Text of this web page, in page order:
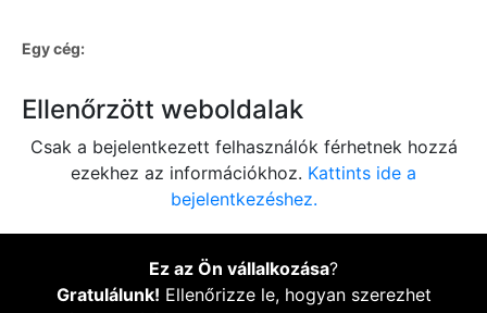
Egy cég:
Ellenőrzött weboldalak
Csak a bejelentkezett felhasználók férhetnek hozzá
ezekhez az információkhoz. Kattints ide a
bejelentkezéshez.
Ez az Ön vállalkozása?
Gratulálunk! Ellenőrizze le, hogyan szerezhet